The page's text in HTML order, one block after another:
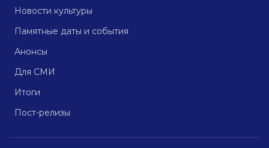
Новости культуры
Памятные даты и события
Анонсы
Для СМИ
Итоги
Пост-релизы